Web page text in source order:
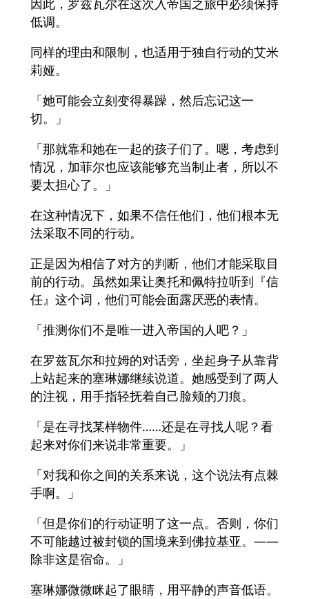
因此，罗兹瓦尔在这次入帝国之旅中必须保持
低调。
同样的理由和限制，也适用于独自行动的艾米
莉娅。
「她可能会立刻变得暴躁，然后忘记这一
切。」
「那就靠和她在一起的孩子们了。嗯，考虑到
情况，加菲尔也应该能够充当制止者，所以不
要太担心了。」
在这种情况下，如果不信任他们，他们根本无
法采取不同的行动。
正是因为相信了对方的判断，他们才能采取目
前的行动。虽然如果让奥托和佩特拉听到『信
任』这个词，他们可能会面露厌恶的表情。
「推测你们不是唯一进入帝国的人吧？」
在罗兹瓦尔和拉姆的对话旁，坐起身子从靠背
上站起来的塞琳娜继续说道。她感受到了两人
的注视，用手指轻抚着自己脸颊的刀痕。
「是在寻找某样物件……还是在寻找人呢？看
起来对你们来说非常重要。」
「对我和你之间的关系来说，这个说法有点棘
手啊。」
「但是你们的行动证明了这一点。否则，你们
不可能越过被封锁的国境来到佛拉基亚。——
除非这是宿命。」
塞琳娜微微眯起了眼睛，用平静的声音低语。